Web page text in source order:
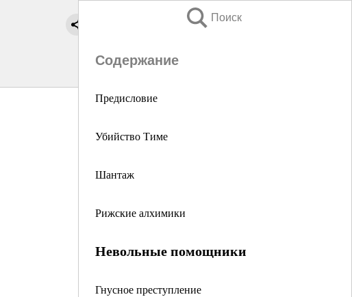
Поиск
Содержание
Предисловие
Убийство Тиме
Шантаж
Рижские алхимики
Невольные помощники
Гнусное преступление